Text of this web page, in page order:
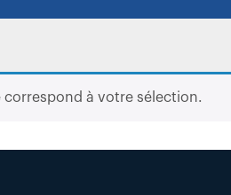
à votre sélection.